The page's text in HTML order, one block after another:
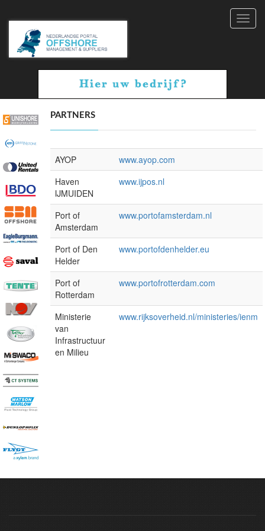
PARTNERS
AYOP
www.ayop.com
Haven
IJMUIDEN
www.ijpos.nl
Port of
Amsterdam
www.portofamsterdam.nl
Port of Den
Helder
www.portofdenhelder.eu
Port of
Rotterdam
www.portofrotterdam.com
Ministerie
van
Infrastructuur
en Milieu
www.rijksoverheid.nl/ministeries/ienm